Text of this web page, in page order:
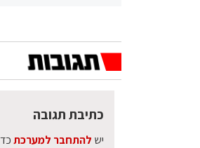
כתיבת תגובה
יש להתחבר למערכת